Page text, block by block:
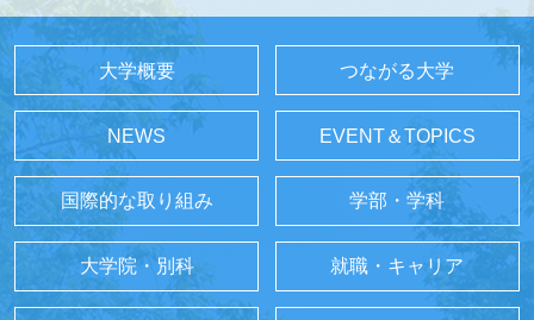
大学概要 つながる大学
NEWS EVENT＆TOPICS
国際的な取り組み 学部・学科
大学院・別科 就職・キャリア